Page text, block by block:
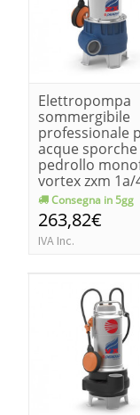
Elettropompa
sommergibile
professionale
acque sporche
pedrollo
vortex zxm 1a/
0.60-hp 0.85
Consegna in 5gg
263,82€
IVA Inc.